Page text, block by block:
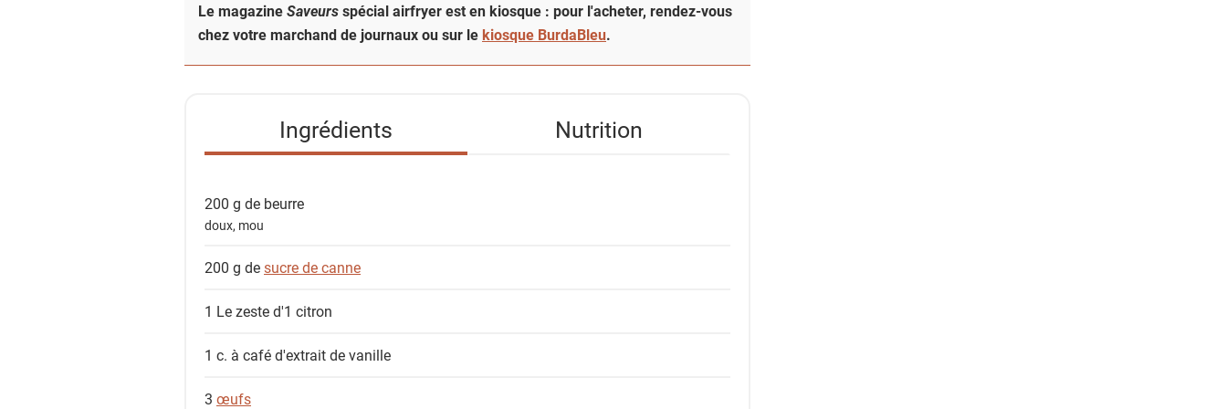
Le magazineSaveursspécial airfryer est en kiosque : pour l'acheter, rendez-vous
chez votre marchand de journaux ou sur lekiosque BurdaBleu.
Ingrédients Nutrition
200 g de beurre
doux, mou
200 g desucre de canne
1 Le zeste d'1 citron
1 c. à caféd'extrait de vanille
3 œufs